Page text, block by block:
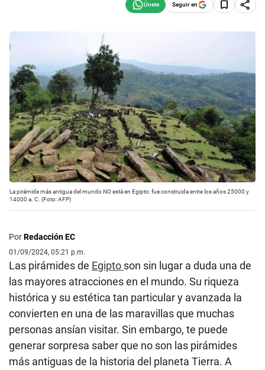
Seguir en
La pirámide más antigua del mundo NO está en Egipto: fue construida entre los años 25000 y
14000 a. C. (Foto: AFP)
PorRedacción EC
01/09/2024, 05:21 p.m.
Las pirámides de Egipto son sin lugar a duda una de
las mayores atracciones en el mundo. Su riqueza
histórica y su estética tan particular y avanzada la
convierten en una de las maravillas que muchas
personas ansían visitar. Sin embargo, te puede
generar sorpresa saber que no son las pirámides
más antiguas de la historia del planeta Tierra. A